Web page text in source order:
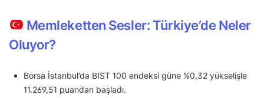
Memleketten Sesler: Türkiye’de Neler
Oluyor?
Borsa İstanbul’da BIST 100 endeksi güne %0,32 yükselişle
11.269,51 puandan başladı.